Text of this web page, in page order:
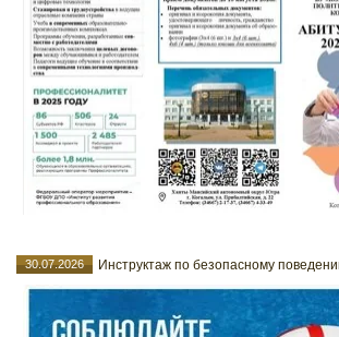
30.07.2026 Инструктаж по безопасному